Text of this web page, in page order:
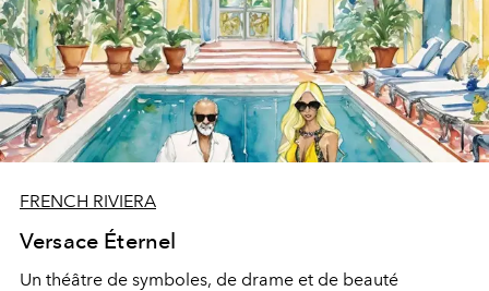
FRENCH RIVIERA
Versace Éternel
Un théâtre de symboles, de drame et de beauté